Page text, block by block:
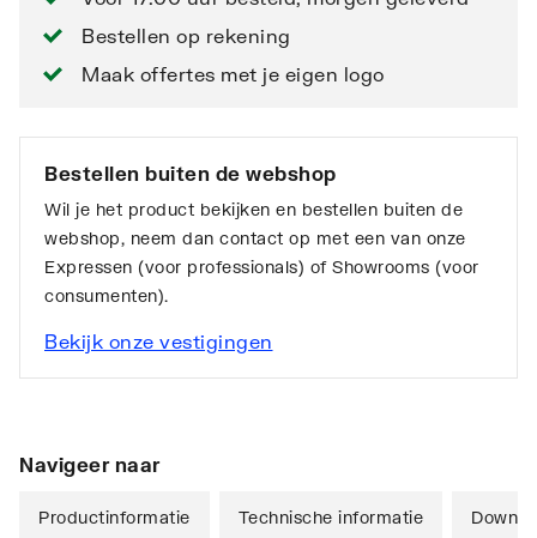
Bestellen op rekening
Maak offertes met je eigen logo
Bestellen buiten de webshop
Wil je het product bekijken en bestellen buiten de
webshop, neem dan contact op met een van onze
Expressen (voor professionals) of Showrooms (voor
consumenten).
Bekijk onze vestigingen
Navigeer naar
Productinformatie Technische informatie